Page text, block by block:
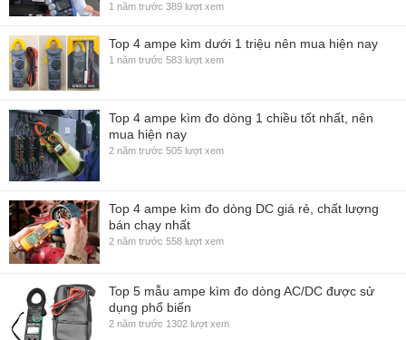
1 năm trước 389 lượt xem
Top 4 ampe kìm dưới 1 triệu nên mua hiện nay
1 năm trước 583 lượt xem
Top 4 ampe kìm đo dòng 1 chiều tốt nhất, nên
mua hiện nay
2 năm trước 505 lượt xem
Top 4 ampe kìm đo dòng DC giá rẻ, chất lượng
bán chạy nhất
2 năm trước 558 lượt xem
Top 5 mẫu ampe kìm đo dòng AC/DC được sử
dụng phổ biến
2 năm trước 1302 lượt xem